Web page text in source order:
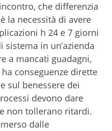
che differenzia
la necessità di avere
h 24 e 7 giorni
in un’azienda
a mancati guadagni,
conseguenze dirette
sul benessere dei
devono dare
non tollerano ritardi.
dalle